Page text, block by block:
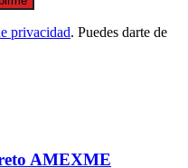
privacidad. Puedes darte de
AMEXME